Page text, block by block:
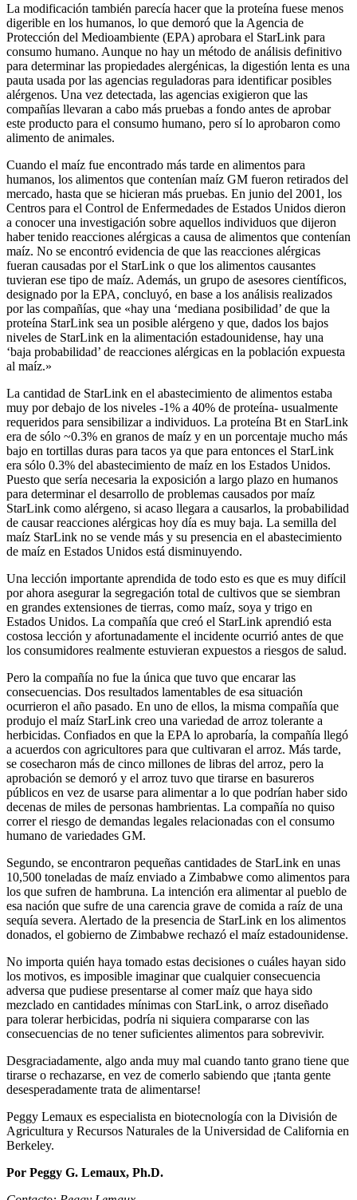
La modificación también parecía hacer que la proteína fuese menos
digerible en los humanos, lo que demoró que la Agencia de
Protección del Medioambiente (EPA) aprobara el StarLink para
consumo humano. Aunque no hay un método de análisis definitivo
para determinar las propiedades alergénicas, la digestión lenta es una
pauta usada por las agencias reguladoras para identificar posibles
alérgenos. Una vez detectada, las agencias exigieron que las
compañías llevaran a cabo más pruebas a fondo antes de aprobar
este producto para el consumo humano, pero sí lo aprobaron como
alimento de animales.
Cuando el maíz fue encontrado más tarde en alimentos para
humanos, los alimentos que contenían maíz GM fueron retirados del
mercado, hasta que se hicieran más pruebas. En junio del 2001, los
Centros para el Control de Enfermedades de Estados Unidos dieron
a conocer una investigación sobre aquellos individuos que dijeron
haber tenido reacciones alérgicas a causa de alimentos que contenían
maíz. No se encontró evidencia de que las reacciones alérgicas
fueran causadas por el StarLink o que los alimentos causantes
tuvieran ese tipo de maíz. Además, un grupo de asesores científicos,
designado por la EPA, concluyó, en base a los análisis realizados
por las compañías, que «hay una ‘mediana posibilidad’ de que la
proteína StarLink sea un posible alérgeno y que, dados los bajos
niveles de StarLink en la alimentación estadounidense, hay una
‘baja probabilidad’ de reacciones alérgicas en la población expuesta
al maíz.»
La cantidad de StarLink en el abastecimiento de alimentos estaba
muy por debajo de los niveles -1% a 40% de proteína- usualmente
requeridos para sensibilizar a individuos. La proteína Bt en StarLink
era de sólo ~0.3% en granos de maíz y en un porcentaje mucho más
bajo en tortillas duras para tacos ya que para entonces el StarLink
era sólo 0.3% del abastecimiento de maíz en los Estados Unidos.
Puesto que sería necesaria la exposición a largo plazo en humanos
para determinar el desarrollo de problemas causados por maíz
StarLink como alérgeno, si acaso llegara a causarlos, la probabilidad
de causar reacciones alérgicas hoy día es muy baja. La semilla del
maíz StarLink no se vende más y su presencia en el abastecimiento
de maíz en Estados Unidos está disminuyendo.
Una lección importante aprendida de todo esto es que es muy difícil
por ahora asegurar la segregación total de cultivos que se siembran
en grandes extensiones de tierras, como maíz, soya y trigo en
Estados Unidos. La compañía que creó el StarLink aprendió esta
costosa lección y afortunadamente el incidente ocurrió antes de que
los consumidores realmente estuvieran expuestos a riesgos de salud.
Pero la compañía no fue la única que tuvo que encarar las
consecuencias. Dos resultados lamentables de esa situación
ocurrieron el año pasado. En uno de ellos, la misma compañía que
produjo el maíz StarLink creo una variedad de arroz tolerante a
herbicidas. Confiados en que la EPA lo aprobaría, la compañía llegó
a acuerdos con agricultores para que cultivaran el arroz. Más tarde,
se cosecharon más de cinco millones de libras del arroz, pero la
aprobación se demoró y el arroz tuvo que tirarse en basureros
públicos en vez de usarse para alimentar a lo que podrían haber sido
decenas de miles de personas hambrientas. La compañía no quiso
correr el riesgo de demandas legales relacionadas con el consumo
humano de variedades GM.
Segundo, se encontraron pequeñas cantidades de StarLink en unas
10,500 toneladas de maíz enviado a Zimbabwe como alimentos para
los que sufren de hambruna. La intención era alimentar al pueblo de
esa nación que sufre de una carencia grave de comida a raíz de una
sequía severa. Alertado de la presencia de StarLink en los alimentos
donados, el gobierno de Zimbabwe rechazó el maíz estadounidense.
No importa quién haya tomado estas decisiones o cuáles hayan sido
los motivos, es imposible imaginar que cualquier consecuencia
adversa que pudiese presentarse al comer maíz que haya sido
mezclado en cantidades mínimas con StarLink, o arroz diseñado
para tolerar herbicidas, podría ni siquiera compararse con las
consecuencias de no tener suficientes alimentos para sobrevivir.
Desgraciadamente, algo anda muy mal cuando tanto grano tiene que
tirarse o rechazarse, en vez de comerlo sabiendo que ¡tanta gente
desesperadamente trata de alimentarse!
Peggy Lemaux es especialista en biotecnología con la División de
Agricultura y Recursos Naturales de la Universidad de California en
Berkeley.
Por Peggy G. Lemaux, Ph.D.